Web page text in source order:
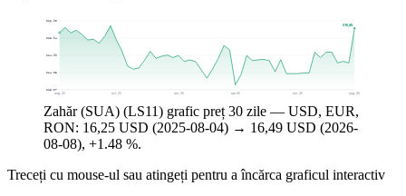
$13,07
$14,03
$14,99
$15,94
$16,90
aug. 25 oct. 25 ian. 26 apr. 26 iun. 26 aug. 26
$16,49
Zahăr (SUA) (LS11) grafic preț 30 zile — USD, EUR,
RON: 16,25 USD (2025-08-04) → 16,49 USD (2026-
08-08), +1.48 %.
Treceți cu mouse-ul sau atingeți pentru a încărca graficul interactiv